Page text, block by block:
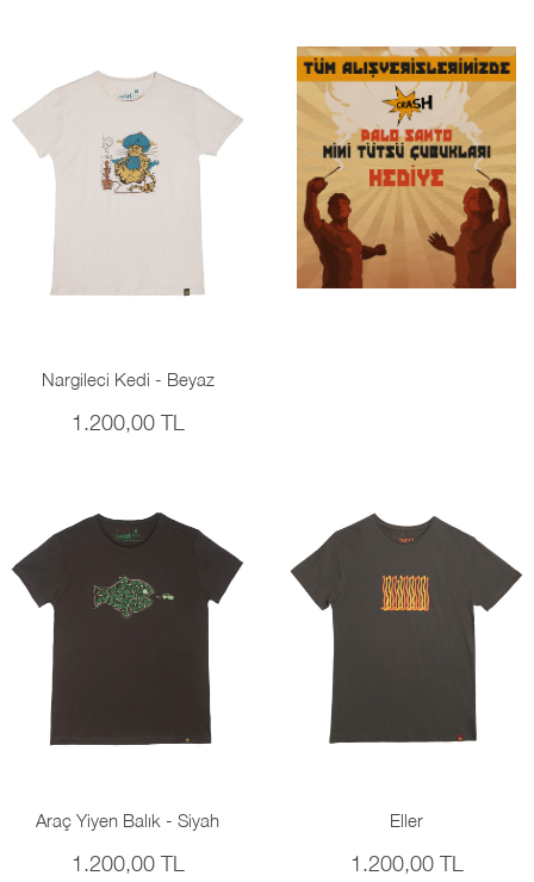
Nargileci Kedi - Beyaz
1.200,00 TL
Araç Yiyen Balık - Siyah
1.200,00 TL
Eller
1.200,00 TL